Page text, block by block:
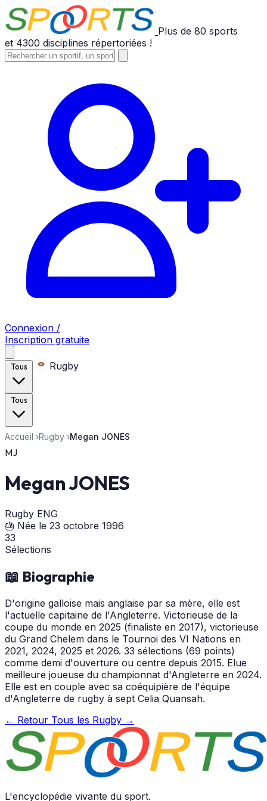
Plus de 80 sports
et 4300 disciplines répertoriées !
Connexion /
Inscription gratuite
Tous Rugby
Tous
Accueil ›Rugby ›Megan JONES
MJ
Megan JONES
Rugby ENG
🎂 Née le 23 octobre 1996
33
Sélections
📖 Biographie
D'origine galloise mais anglaise par sa mère, elle est
l'actuelle capitaine de l'Angleterre. Victorieuse de la
coupe du monde en 2025 (finaliste en 2017), victorieuse
du Grand Chelem dans le Tournoi des VI Nations en
2021, 2024, 2025 et 2026. 33 sélections (69 points)
comme demi d'ouverture ou centre depuis 2015. Elue
meilleure joueuse du championnat d'Angleterre en 2024.
Elle est en couple avec sa coéquipière de l'équipe
d'Angleterre de rugby à sept Celia Quansah.
← Retour Tous les Rugby →
L'encyclopédie vivante du sport.